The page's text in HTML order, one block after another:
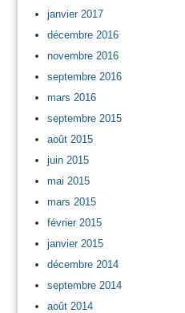
janvier 2017
décembre 2016
novembre 2016
septembre 2016
mars 2016
septembre 2015
août 2015
juin 2015
mai 2015
mars 2015
février 2015
janvier 2015
décembre 2014
septembre 2014
août 2014